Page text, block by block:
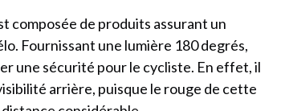
composée de produits assurant un
Fournissant une lumière 180 degrés,
une sécurité pour le cycliste. En effet, il
arrière, puisque le rouge de cette